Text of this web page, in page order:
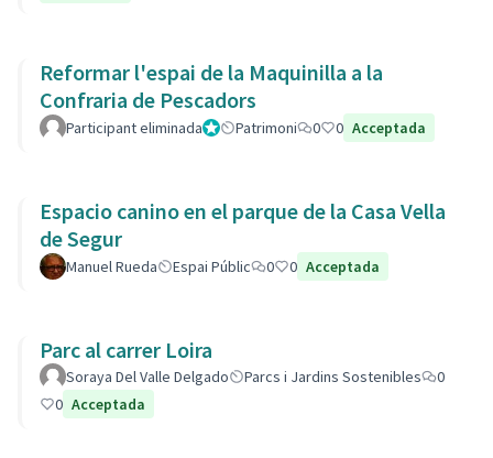
Reformar l'espai de la Maquinilla a la
Confraria de Pescadors
Participant eliminadaAdministrador
Patrimoni 0 0 Acceptada
Espacio canino en el parque de la Casa Vella
de Segur
Manuel Rueda Espai Públic 0 0 Acceptada
Parc al carrer Loira
Soraya Del Valle Delgado Parcs i Jardins Sostenibles
0
0 Acceptada